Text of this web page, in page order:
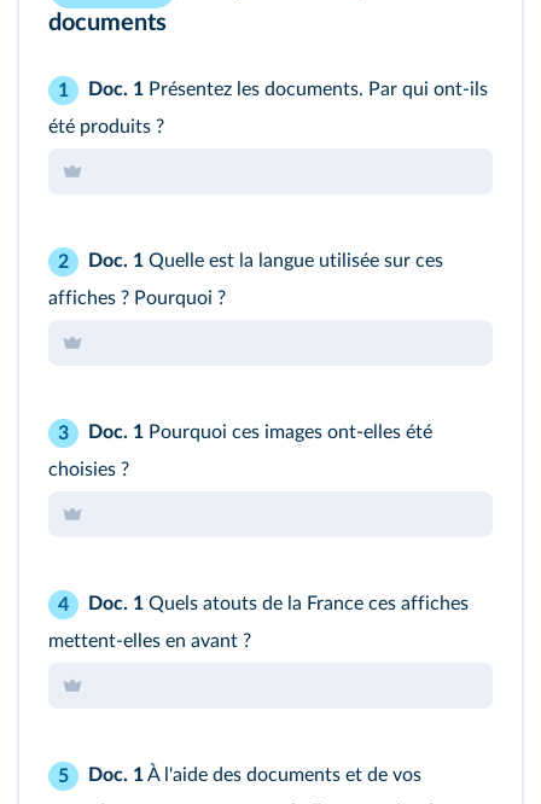
documents
1 Doc. 1 Présentez les documents. Par qui ont-ils
été produits ?
2 Doc. 1 Quelle est la langue utilisée sur ces
affiches ? Pourquoi ?
3 Doc. 1 Pourquoi ces images ont-elles été
choisies ?
4 Doc. 1 Quels atouts de la France ces affiches
mettent‑elles en avant ?
5 Doc. 1À l'aide des documents et de vos